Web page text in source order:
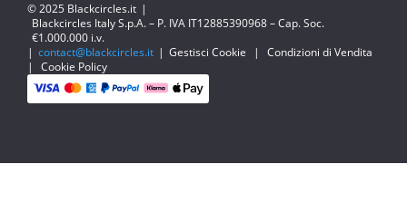
© 2025 Blackcircles.it |
Blackcircles Italy S.p.A. – P. IVA IT12885390968 – Cap. Soc.
€1.000.000 i.v.
| contact@blackcircles.it | Gestisci Cookie |
Condizioni di Vendita
|
Cookie Policy